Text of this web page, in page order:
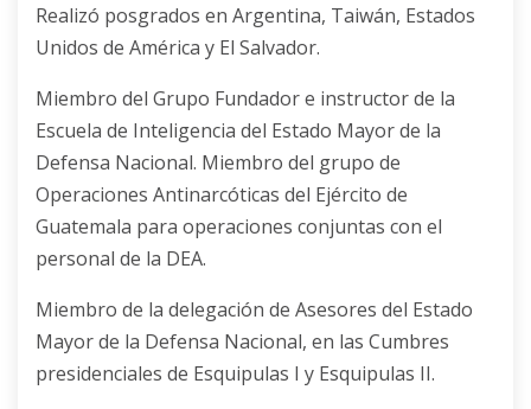
Realizó posgrados en Argentina, Taiwán, Estados
Unidos de América y El Salvador.
Miembro del Grupo Fundador e instructor de la
Escuela de Inteligencia del Estado Mayor de la
Defensa Nacional. Miembro del grupo de
Operaciones Antinarcóticas del Ejército de
Guatemala para operaciones conjuntas con el
personal de la DEA.
Miembro de la delegación de Asesores del Estado
Mayor de la Defensa Nacional, en las Cumbres
presidenciales de Esquipulas I y Esquipulas II.